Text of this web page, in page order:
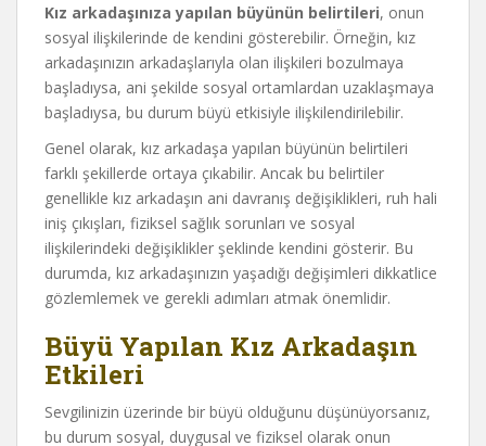
Kız arkadaşınıza yapılan büyünün belirtileri, onun
sosyal ilişkilerinde de kendini gösterebilir. Örneğin, kız
arkadaşınızın arkadaşlarıyla olan ilişkileri bozulmaya
başladıysa, ani şekilde sosyal ortamlardan uzaklaşmaya
başladıysa, bu durum büyü etkisiyle ilişkilendirilebilir.
Genel olarak, kız arkadaşa yapılan büyünün belirtileri
farklı şekillerde ortaya çıkabilir. Ancak bu belirtiler
genellikle kız arkadaşın ani davranış değişiklikleri, ruh hali
iniş çıkışları, fiziksel sağlık sorunları ve sosyal
ilişkilerindeki değişiklikler şeklinde kendini gösterir. Bu
durumda, kız arkadaşınızın yaşadığı değişimleri dikkatlice
gözlemlemek ve gerekli adımları atmak önemlidir.
Büyü Yapılan Kız Arkadaşın
Etkileri
Sevgilinizin üzerinde bir büyü olduğunu düşünüyorsanız,
bu durum sosyal, duygusal ve fiziksel olarak onun